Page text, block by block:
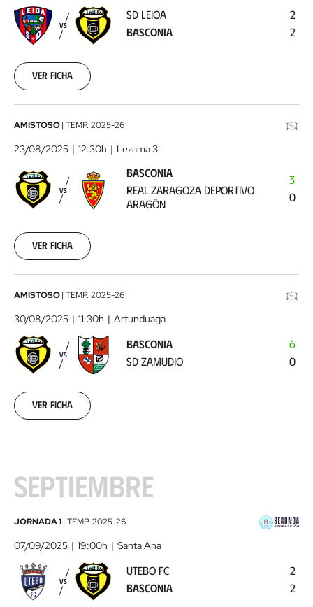
Basconia2025-
08-
VS
SD LEIOA
BASCONIA
2
2
Ver ficha
Basconia
-
Zaragoza
Deportivo
Aragón
2025-
08-
23
AMISTOSO| TEMP. 2025-26
23/08/2025 12:30h Lezama 3
VS
BASCONIA
REAL ZARAGOZA DEPORTIVO
ARAGÓN
3
0
Ver ficha
Basconia
-
SD
Zamudio2025-
08-
AMISTOSO| TEMP. 2025-26
30/08/2025 11:30h Artunduaga
VS
BASCONIA
SD ZAMUDIO
6
0
Ver ficha
SEPTIEMBRE
Utebo
FC
Basconia2025-
09-
JORNADA 1| TEMP. 2025-26
07/09/2025 19:00h Santa Ana
VS
UTEBO FC
BASCONIA
2
2